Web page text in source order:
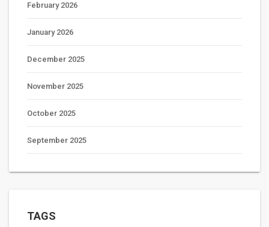
February 2026
January 2026
December 2025
November 2025
October 2025
September 2025
TAGS